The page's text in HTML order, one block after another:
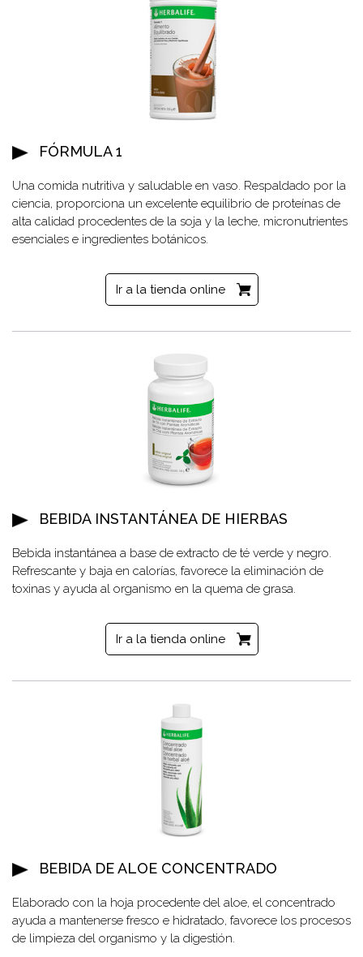
FÓRMULA 1
Una comida nutritiva y saludable en vaso. Respaldado por la
ciencia, proporciona un excelente equilibrio de proteínas de
alta calidad procedentes de la soja y la leche, micronutrientes
esenciales e ingredientes botánicos.
Ir a la tienda online
BEBIDA INSTANTÁNEA DE HIERBAS
Bebida instantánea a base de extracto de té verde y negro.
Refrescante y baja en calorías, favorece la eliminación de
toxinas y ayuda al organismo en la quema de grasa.
Ir a la tienda online
BEBIDA DE ALOE CONCENTRADO
Elaborado con la hoja procedente del aloe, el concentrado
ayuda a mantenerse fresco e hidratado, favorece los procesos
de limpieza del organismo y la digestión.